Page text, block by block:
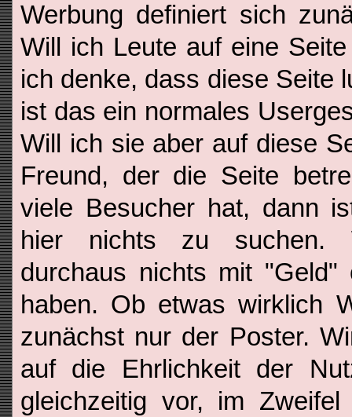
Werbung definiert sich
Will ich Leute auf eine
ich denke, dass diese Seite
ist das ein normales
Will ich sie aber auf diese
Freund, der die Seite
viele Besucher hat, dann
hier nichts zu suchen.
durchaus nichts mit
haben. Ob etwas wirklich
zunächst nur der Poster.
auf die Ehrlichkeit der
gleichzeitig vor, im